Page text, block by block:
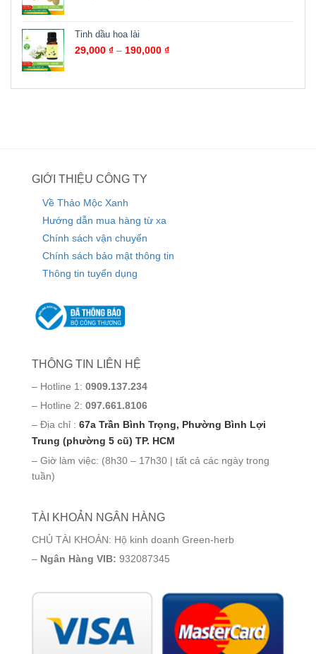
Tinh dầu hoa lài
29,000 ₫ – 190,000 ₫
GIỚI THIỆU CÔNG TY
Về Thảo Mộc Xanh
Hướng dẫn mua hàng từ xa
Chính sách vận chuyển
Chính sách bảo mật thông tin
Thông tin tuyển dụng
THÔNG TIN LIÊN HỆ
– Hotline 1: 0909.137.234
– Hotline 2: 097.661.8106
– Địa chỉ : 67a Trần Bình Trọng, Phường Bình Lợi
Trung (phường 5 cũ) TP. HCM
– Giờ làm việc: (8h30 – 17h30 | tất cả các ngày trong
tuần)
TÀI KHOẢN NGÂN HÀNG
CHỦ TÀI KHOẢN: Hộ kinh doanh Green-herb
– Ngân Hàng VIB: 932087345